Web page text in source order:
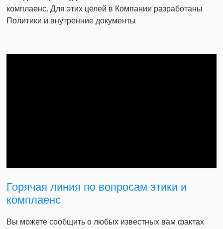
комплаенс. Для этих целей в Компании разработаны
Политики и внутренние документы
Горячая линия по вопросам этики и
комплаенс
Вы можете сообщить о любых известных вам фактах